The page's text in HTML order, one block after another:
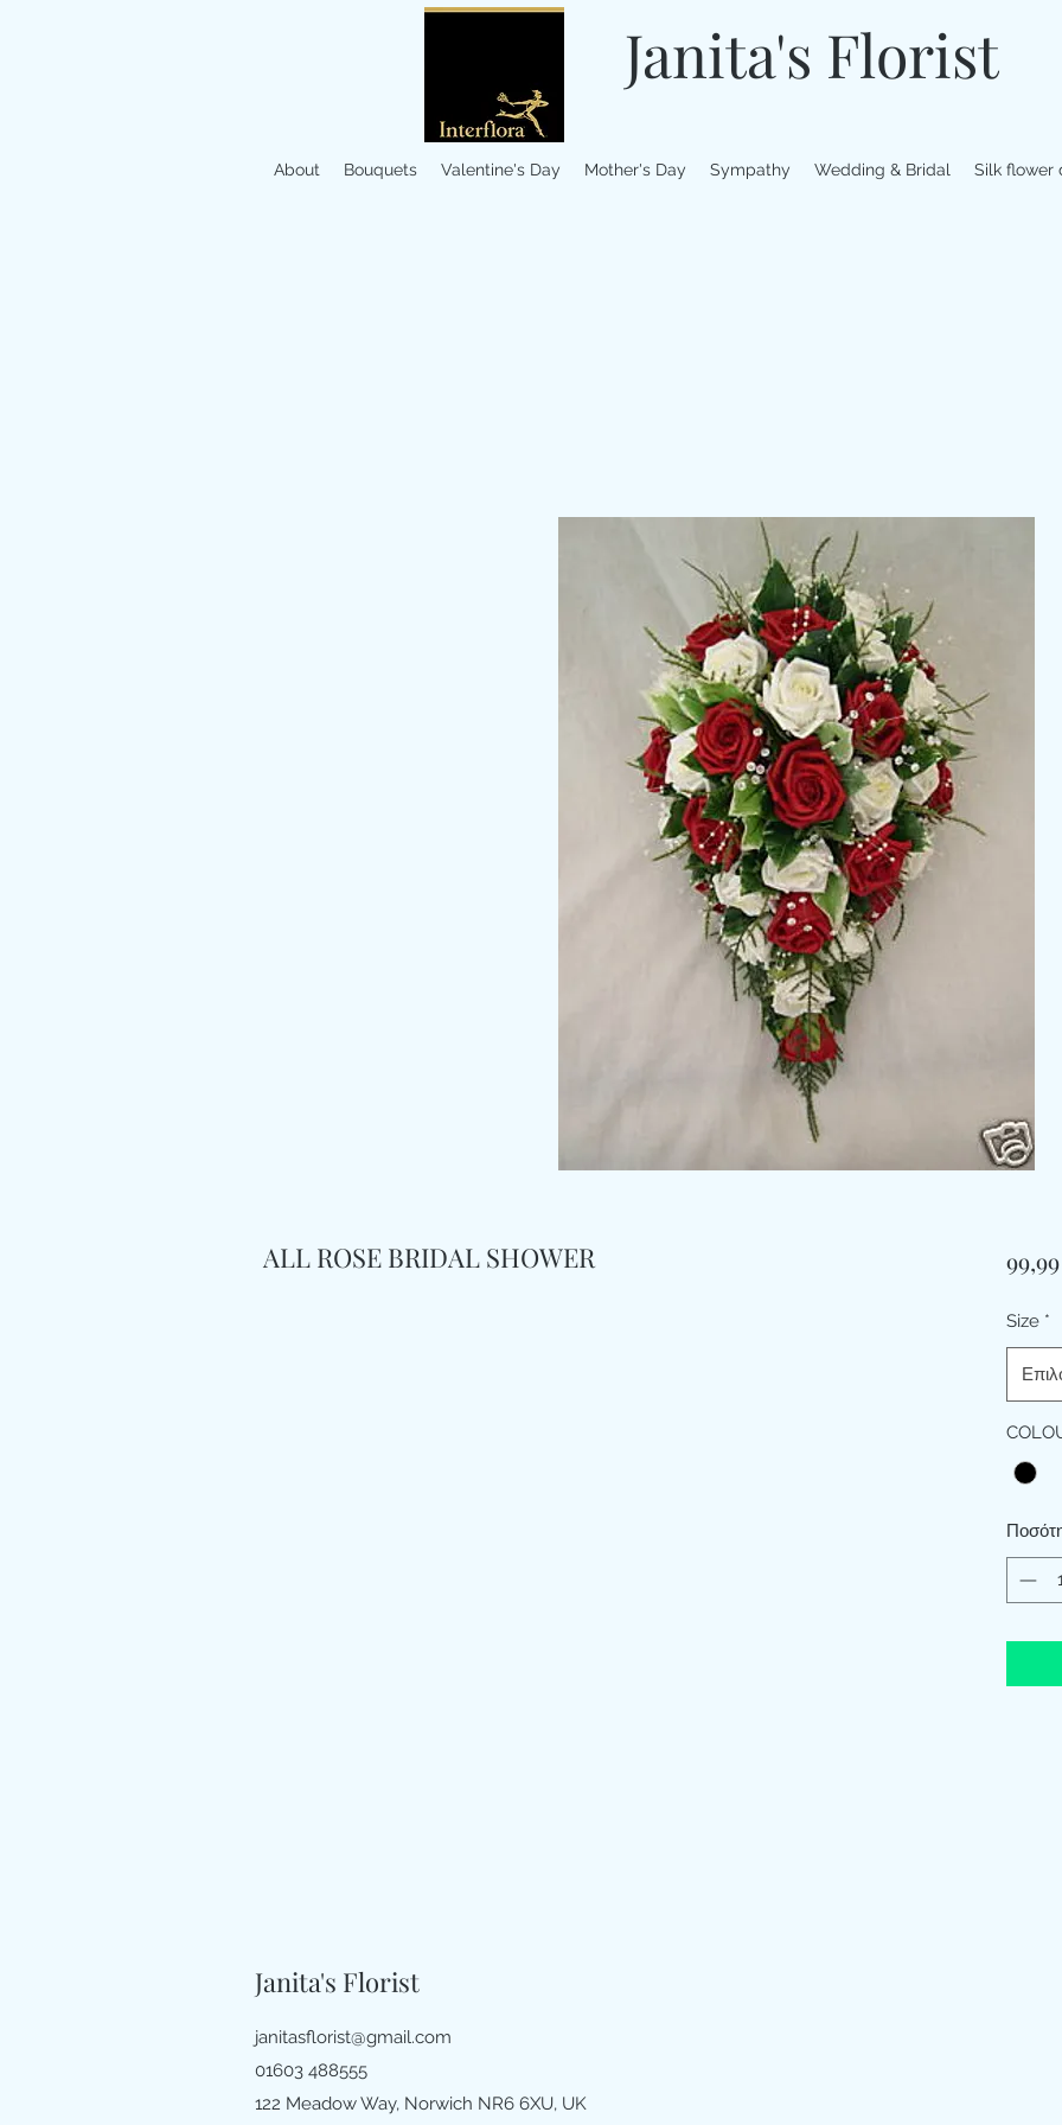
Janita's Florist
About Bouquets Valentine's Day Mother's Day Sympathy Wedding & Bridal Silk flower
ALL ROSE BRIDAL SHOWER
Size *
Janita's Florist
janitasflorist@gmail.com
01603 488555
122 Meadow Way, Norwich NR6 6XU, UK